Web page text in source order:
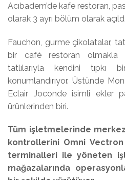
Acıbadem’de kafe restoran,
olarak 3 ayrı bölüm olarak
Fauchon, gurme çikolatalar,
bir café restoran olmakla
tatlılarıyla kendini tıpkı
konumlandırıyor. Üstünde
Eclair Joconde isimli ekler
ürünlerinden biri.
Tüm işletmelerinde
kontrollerini Omni
terminalleri ile yöneten
mağazalarında